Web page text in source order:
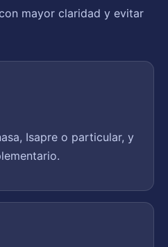
mayor claridad y evitar
Isapre o particular, y